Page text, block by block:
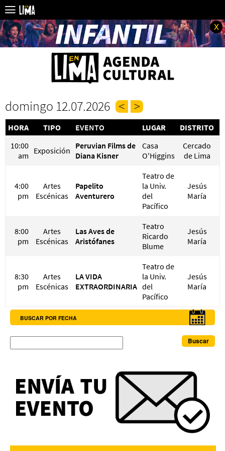
x
domingo 12.07.2026
HORA TIPO EVENTO LUGAR DISTRITO
10:00
am Exposición Peruvian Films de
Diana Kisner
Casa
O'Higgins
Cercado
de Lima
4:00
pm
Artes
Escénicas
Papelito
Aventurero
Teatro de
la Univ.
del
Pacífico
Jesús
María
8:00
pm
Artes
Escénicas
Las Aves de
Aristófanes
Teatro
Ricardo
Blume
Jesús
María
8:30
pm
Artes
Escénicas
LA VIDA
EXTRAORDINARIA
Teatro de
la Univ.
del
Pacífico
Jesús
María
BUSCAR POR FECHA